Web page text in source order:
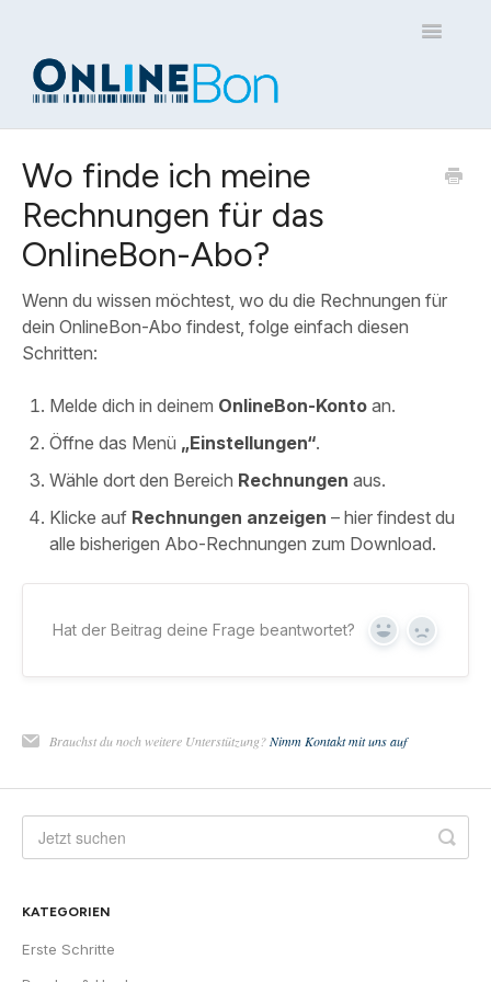
Toggle
Kontakt
Wo finde ich meine
Rechnungen für das
OnlineBon-Abo?
Wenn du wissen möchtest, wo du die Rechnungen für
dein OnlineBon-Abo findest, folge einfach diesen
Schritten:
Melde dich in deinem OnlineBon-Konto an.
Öffne das Menü „Einstellungen“.
Wähle dort den Bereich Rechnungen aus.
Klicke auf Rechnungen anzeigen – hier findest du
alle bisherigen Abo-Rechnungen zum Download.
Hat der Beitrag deine Frage beantwortet? Yes No
Brauchst du noch weitere Unterstützung?Nimm Kontakt mit uns auf
KATEGORIEN
Erste Schritte